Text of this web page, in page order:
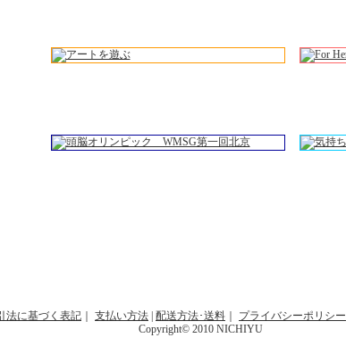
法に基づく表記 支払い方法 配送方法･送料 プライバシーポリシー
Copyright© 2010 NICHIYU